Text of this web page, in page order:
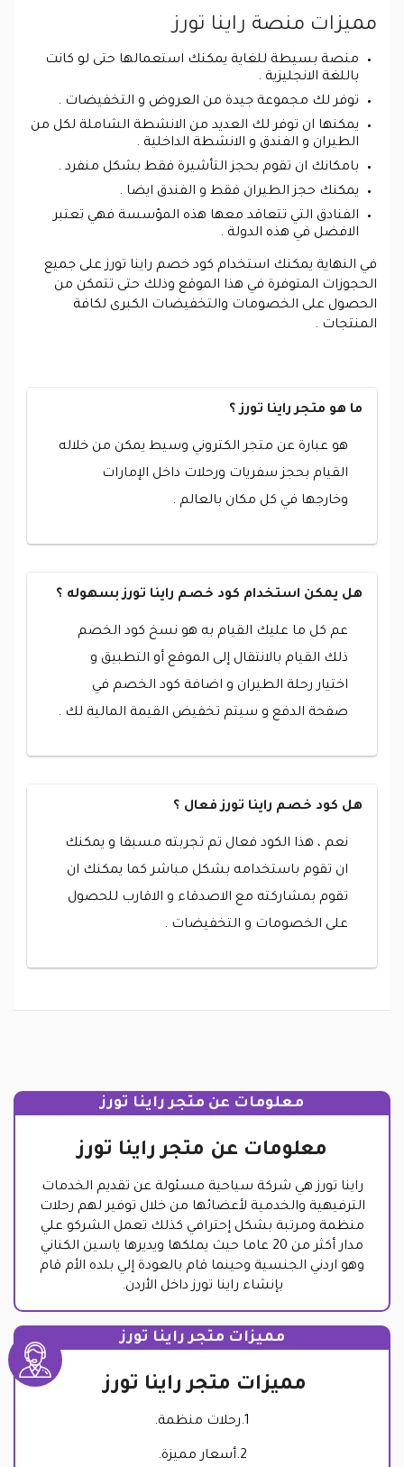
مميزات منصة راينا تورز
منصة بسيطة للغاية يمكنك استعمالها حتى لو كانت
باللغة الانجليزية .
توفر لك مجموعة جيدة من العروض و التخفيضات .
يمكنها ان توفر لك العديد من الانشطة الشاملة لكل من
الطيران و الفندق و الانشطة الداخلية .
بامكانك ان تقوم بحجز التأشيرة فقط بشكل منفرد .
يمكنك حجز الطيران فقط و الفندق ايضا .
الفنادق التي تتعاقد معها هذه المؤسسة فهي تعتبر
الافضل في هذه الدولة .
في النهاية يمكنك استخدام كود خصم راينا تورز على جميع
الحجوزات المتوفرة في هذا الموقع وذلك حتى تتمكن من
الحصول على الخصومات والتخفيضات الكبرى لكافة
المنتجات .
ما هو متجر راينا تورز ؟
هو عبارة عن متجر الكتروني وسيط يمكن من خلاله
القيام بحجز سفريات ورحلات داخل الإمارات
وخارجها في كل مكان بالعالم .
هل يمكن استخدام كود خصم راينا تورز بسهوله ؟
عم كل ما عليك القيام به هو نسخ كود الخصم
ذلك القيام بالانتقال إلى الموقع أو التطبيق و
اختيار رحلة الطيران و اضافة كود الخصم في
صفحة الدفع و سيتم تخفيض القيمة المالية لك .
هل كود خصم راينا تورز فعال ؟
نعم ، هذا الكود فعال تم تجربته مسبقا و يمكنك
ان تقوم باستخدامه بشكل مباشر كما يمكنك ان
تقوم بمشاركته مع الاصدقاء و الاقارب للحصول
على الخصومات و التخفيضات .
معلومات عن متجر راينا تورز
معلومات عن متجر راينا تورز
راينا تورز هي شركة سياحية مسئولة عن تقديم الخدمات
الترفيهية والخدمية لأعضائها من خلال توفير لهم رحلات
منظمة ومرتبة بشكل إحترافي كذلك تعمل الشركو علي
مدار أكثر من 20 عاما حيث يملكها ويديرها ياسين الكناني
وهو اردني الجنسية وحينما قام بالعودة إلي بلده الأم قام
بإنشاء راينا تورز داخل الأردن.
مميزات متجر راينا تورز
مميزات متجر راينا تورز
1.رحلات منظمة.
2.أسعار مميزة.